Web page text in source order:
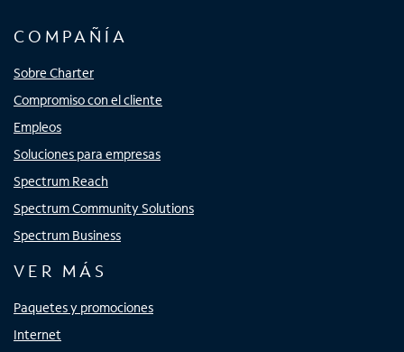
COMPAÑÍA
Sobre Charter
Compromiso con el cliente
Empleos
Soluciones para empresas
Spectrum Reach
Spectrum Community Solutions
Spectrum Business
VER MÁS
Paquetes y promociones
Internet